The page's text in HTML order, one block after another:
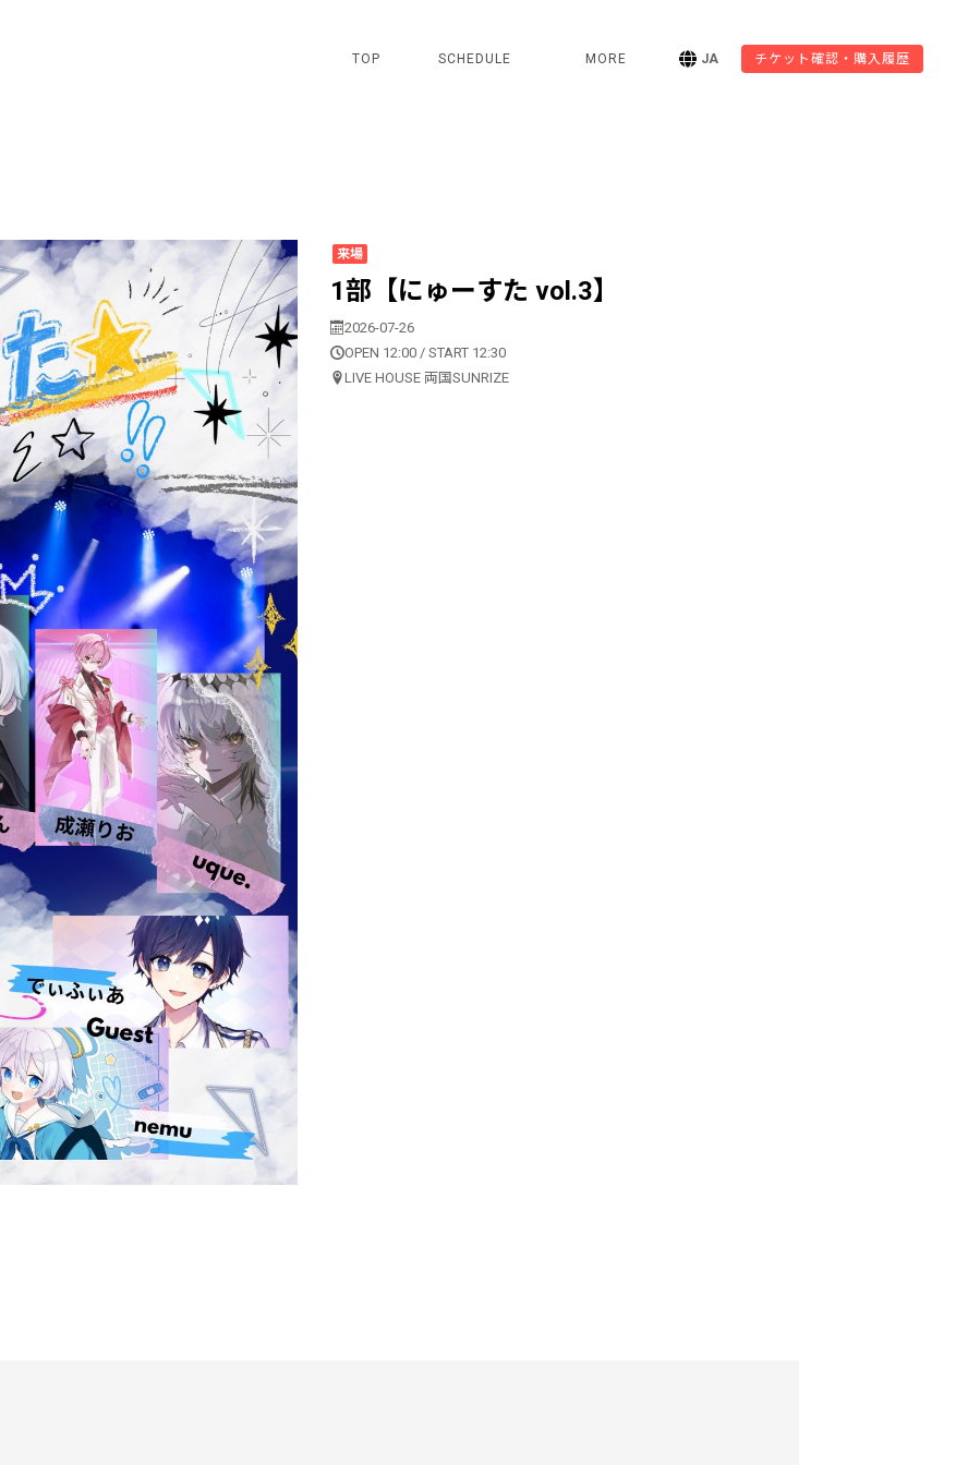
TOP SCHEDULE MORE JA チケット確認・購入履歴
来場
1部【にゅーすた vol.3】
2026-07-26
OPEN 12:00 / START 12:30
LIVE HOUSE 両国SUNRIZE